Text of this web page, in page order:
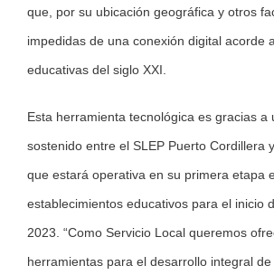
que, por su ubicación geográfica y otros
impedidas de una conexión digital acorde
educativas del siglo XXI.
Esta herramienta tecnológica es gracias a
sostenido entre el SLEP Puerto Cordillera
que estará operativa en su primera etapa
establecimientos educativos para el inicio
2023. “Como Servicio Local queremos
herramientas para el desarrollo integral